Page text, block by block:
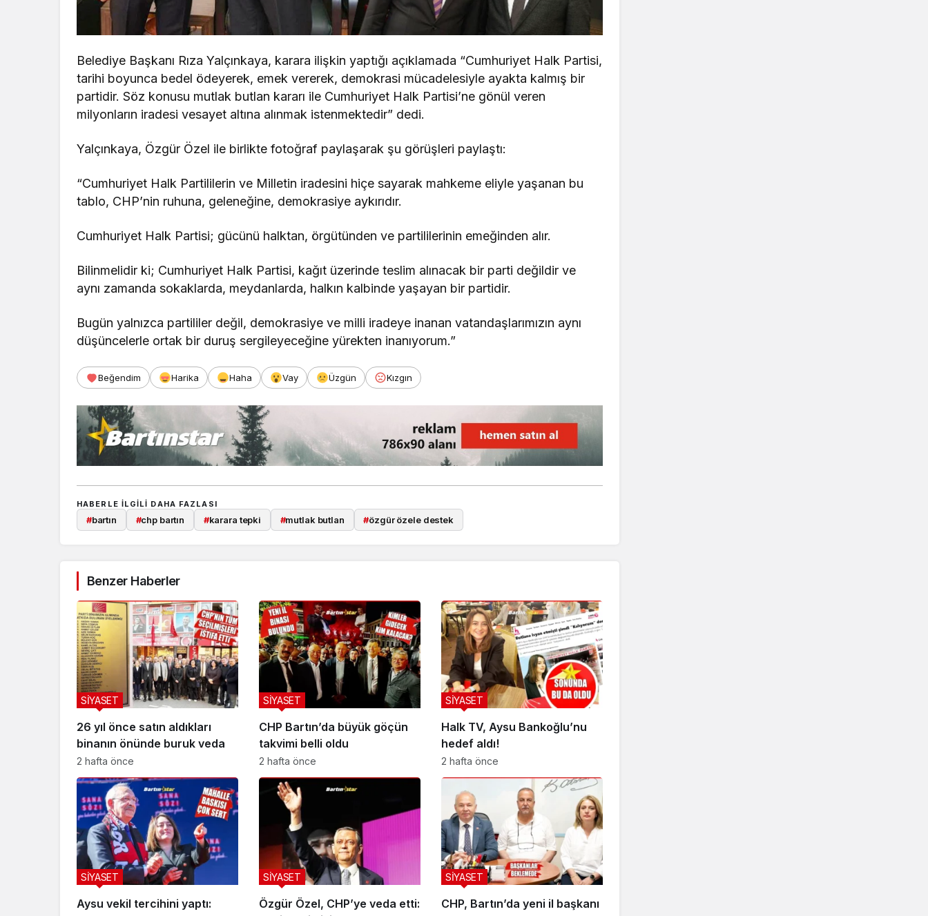
Belediye Başkanı Rıza Yalçınkaya, karara ilişkin yaptığı açıklamada “Cumhuriyet Halk Partisi,
tarihi boyunca bedel ödeyerek, emek vererek, demokrasi mücadelesiyle ayakta kalmış bir
partidir. Söz konusu mutlak butlan kararı ile Cumhuriyet Halk Partisi’ne gönül veren
milyonların iradesi vesayet altına alınmak istenmektedir” dedi.
Yalçınkaya, Özgür Özel ile birlikte fotoğraf paylaşarak şu görüşleri paylaştı:
“Cumhuriyet Halk Partililerin ve Milletin iradesini hiçe sayarak mahkeme eliyle yaşanan bu
tablo, CHP’nin ruhuna, geleneğine, demokrasiye aykırıdır.
Cumhuriyet Halk Partisi; gücünü halktan, örgütünden ve partililerinin emeğinden alır.
Bilinmelidir ki; Cumhuriyet Halk Partisi, kağıt üzerinde teslim alınacak bir parti değildir ve
aynı zamanda sokaklarda, meydanlarda, halkın kalbinde yaşayan bir partidir.
Bugün yalnızca partililer değil, demokrasiye ve milli iradeye inanan vatandaşlarımızın aynı
düşüncelerle ortak bir duruş sergileyeceğine yürekten inanıyorum.”
Beğendim Harika Haha Vay Üzgün Kızgın
HABERLE ILGILI DAHA FAZLASI
#bartın #chp bartın #karara tepki #mutlak butlan #özgür özele destek
Benzer Haberler
26 yıl önce satın aldıkları
binanın önünde buruk veda
SİYASET
2 hafta önce
CHP Bartın’da büyük göçün
takvimi belli oldu
SİYASET
2 hafta önce
Halk TV, Aysu Bankoğlu’nu
hedef aldı!
SİYASET
2 hafta önce
Aysu vekil tercihini yaptı:
SİYASET
Özgür Özel, CHP’ye veda etti:
SİYASET
CHP, Bartın’da yeni il başkanı
SİYASET